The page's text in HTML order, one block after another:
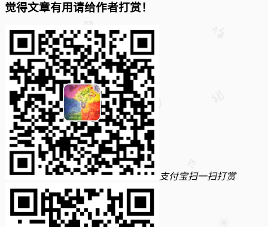
觉得文章有用请给作者打赏！
支付宝扫一扫打赏